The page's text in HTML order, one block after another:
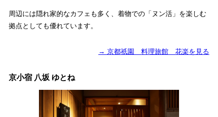
周辺には隠れ家的なカフェも多く、着物での「ヌン活」を楽しむ
拠点としても優れています。
→ 京都祇園 料理旅館 花楽を見る
京小宿 八坂 ゆとね